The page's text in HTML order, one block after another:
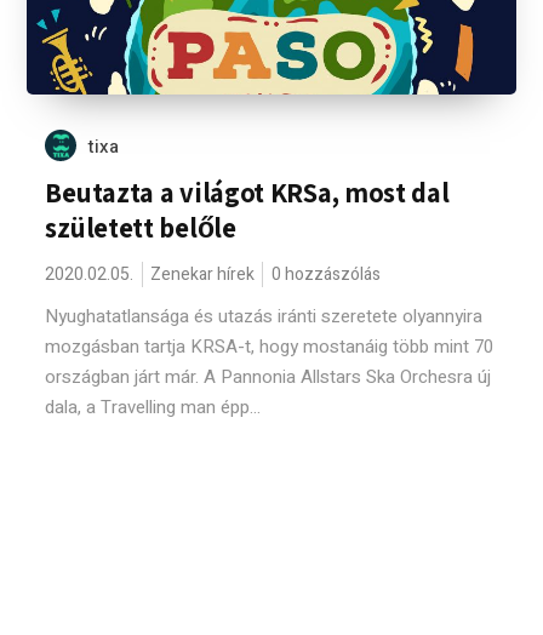
tixa
Beutazta a világot KRSa, most dal
született belőle
2020.02.05. Zenekar hírek 0 hozzászólás
Nyughatatlansága és utazás iránti szeretete olyannyira
mozgásban tartja KRSA-t, hogy mostanáig több mint 70
országban járt már. A Pannonia Allstars Ska Orchesra új
dala, a Travelling man épp...